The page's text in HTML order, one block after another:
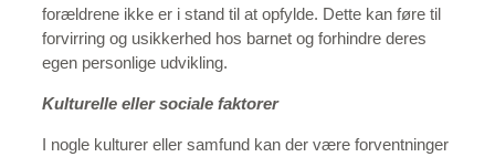
forældrene ikke er i stand til at opfylde. Dette kan føre til
forvirring og usikkerhed hos barnet og forhindre deres
egen personlige udvikling.
Kulturelle eller sociale faktorer
I nogle kulturer eller samfund kan der være forventninger